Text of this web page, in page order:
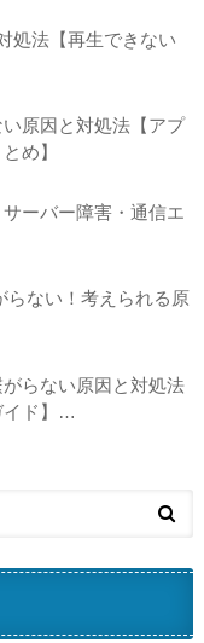
処法【再生できない
原因と対処法【アプ
め】
ーバー障害・通信エ
らない！考えられる原
らない原因と対処法
イド】…